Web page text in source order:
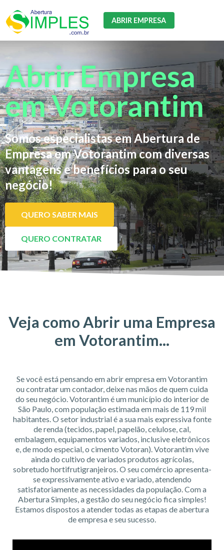
ABRIR EMPRESA
Abrir Empresa
em Votorantim
Somos especialistas em Abertura de
Empresa em Votorantim com diversas
vantagens e benefícios para o seu
negócio!
QUERO SABER MAIS
QUERO CONTRATAR
Veja como Abrir uma Empresa
em Votorantim...
Se você está pensando em abrir empresa em Votorantim
ou contratar um contador, deixe nas mãos de quem cuida
do seu negócio. Votorantim é um município do interior de
São Paulo, com população estimada em mais de 119 mil
habitantes. O setor industrial é a sua mais expressiva fonte
de renda (tecidos, papel, papelão, celulose, cal,
embalagem, equipamentos variados, inclusive eletrônicos
e, de modo especial, o cimento Votoran). Votorantim vive
ainda do cultivo de variados produtos agrícolas,
sobretudo hortifrutigranjeiros. O seu comércio apresenta-
se expressivamente ativo e variado, atendendo
satisfatoriamente as necessidades da população. Com a
Abertura Simples, a gestão do seu negócio fica simples!
Estamos dispostos a atender todas as etapas de abertura
de empresa e seu sucesso.